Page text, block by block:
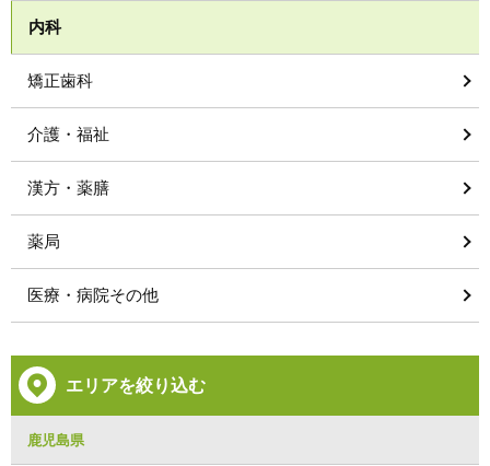
内科
矯正歯科
介護・福祉
漢方・薬膳
薬局
医療・病院その他
エリアを絞り込む
鹿児島県